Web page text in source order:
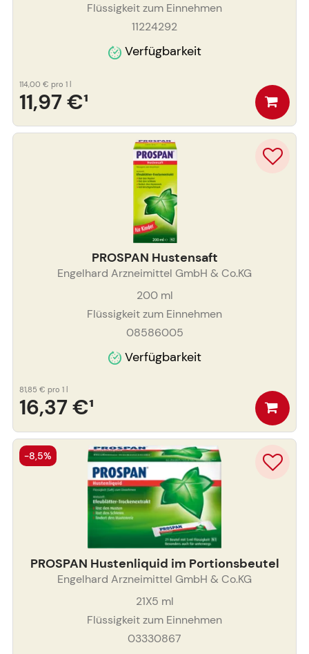
Flüssigkeit zum Einnehmen
11224292
Verfügbarkeit
11,97 €¹
114,00 € pro 1 l
PROSPAN Hustensaft
Engelhard Arzneimittel GmbH & Co.KG
200ml
Flüssigkeit zum Einnehmen
08586005
Verfügbarkeit
16,37 €¹
81,85 € pro 1 l
PROSPAN Hustenliquid im Portionsbeutel
Engelhard Arzneimittel GmbH & Co.KG
21X5 ml
Flüssigkeit zum Einnehmen
03330867
-8,5%